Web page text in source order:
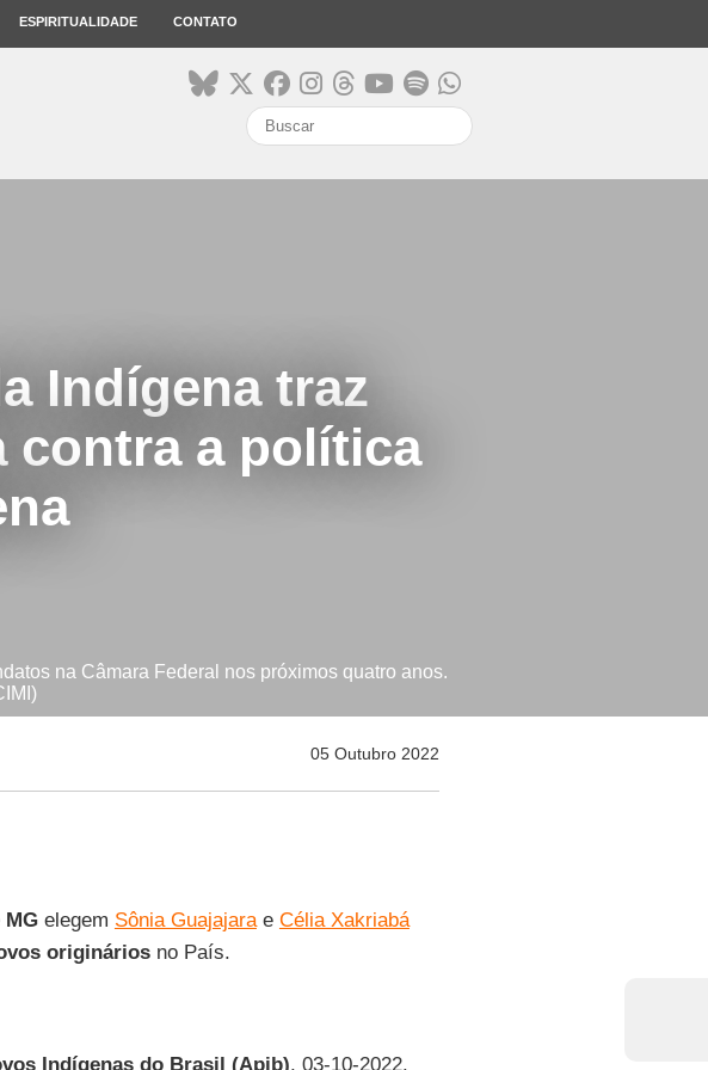
ESPIRITUALIDADE CONTATO
search
Indígena traz
contra a política
na Câmara Federal nos próximos quatro anos.
05 Outubro 2022
MGelegem Sônia Guajajarae Célia Xakriabá
origináriosno País.
Indígenas do Brasil (Apib), 03-10-2022.